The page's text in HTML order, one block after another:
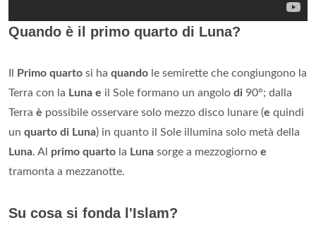
Quando è il primo quarto di Luna?
Il Primo quarto si ha quando le semirette che congiungono la
Terra con la Luna e il Sole formano un angolo di 90°; dalla
Terra è possibile osservare solo mezzo disco lunare (e quindi
un quarto di Luna) in quanto il Sole illumina solo metà della
Luna. Al primo quarto la Luna sorge a mezzogiorno e
tramonta a mezzanotte.
Su cosa si fonda l'Islam?